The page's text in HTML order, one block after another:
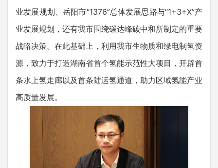
业发展规划、岳阳市“1376”总体发展思路与“1+3+X”产
业发展规划，还有我市围绕碳达峰碳中和所制定的重要
战略决策。在此基础上，利用我市生物质和绿电制氢资
源，致力于打造湖南省首个氢能示范性大项目，开辟首
条水上氢走廊以及首条陆运氢通道，助力区域氢能产业
高质量发展。